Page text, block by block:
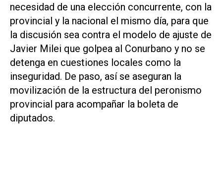
necesidad de una elección concurrente, con la
provincial y la nacional el mismo día, para que
la discusión sea contra el modelo de ajuste de
Javier Milei que golpea al Conurbano y no se
detenga en cuestiones locales como la
inseguridad. De paso, así se aseguran la
movilización de la estructura del peronismo
provincial para acompañar la boleta de
diputados.